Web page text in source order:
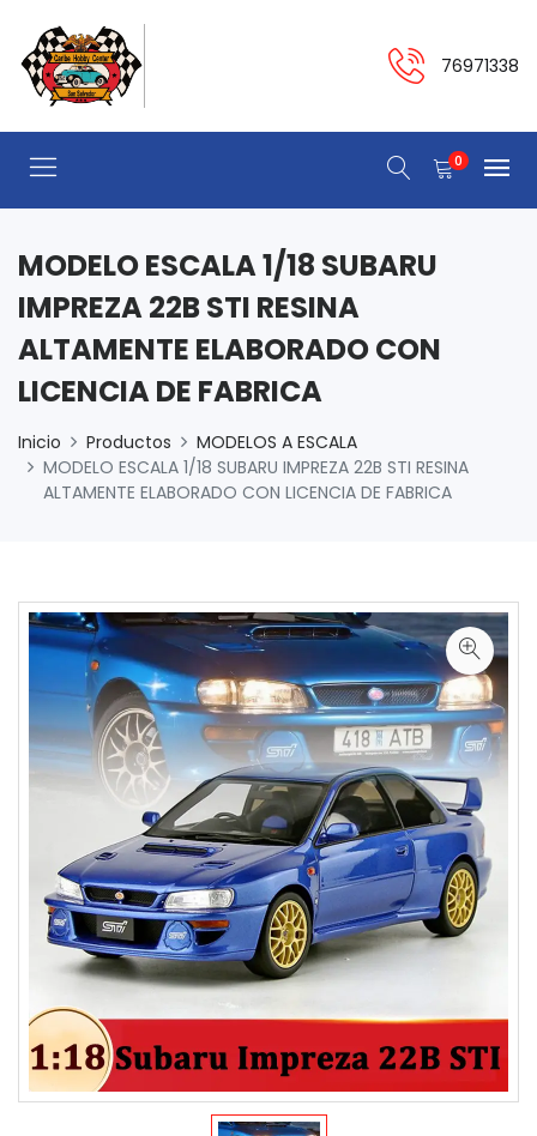
76971338
0
MODELO ESCALA 1/18 SUBARU
IMPREZA 22B STI RESINA
ALTAMENTE ELABORADO CON
LICENCIA DE FABRICA
Inicio Productos
MODELOS A ESCALA
MODELO ESCALA 1/18 SUBARU IMPREZA 22B STI RESINA
ALTAMENTE ELABORADO CON LICENCIA DE FABRICA